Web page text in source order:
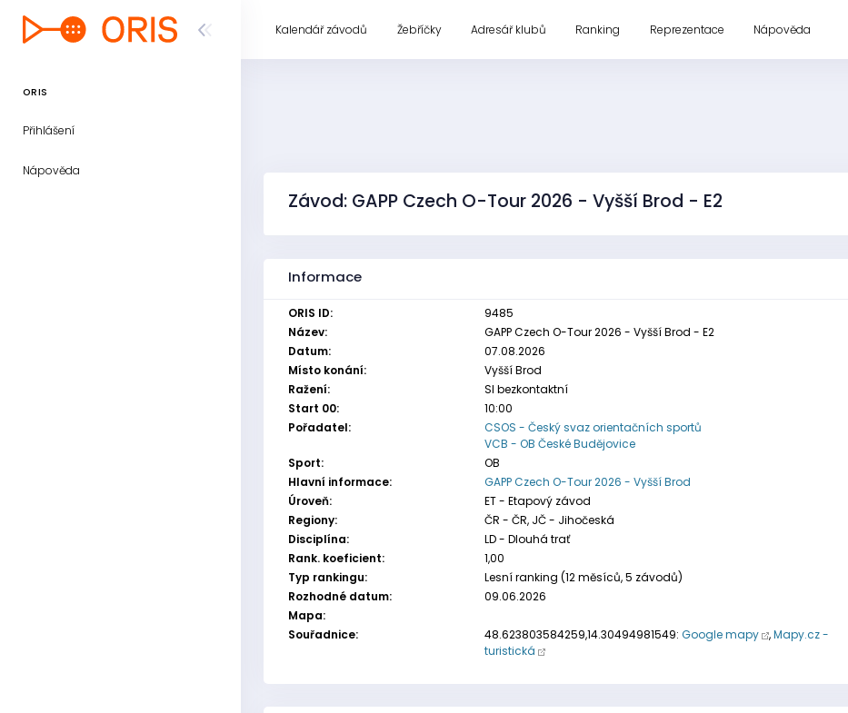
ORIS
Přihlášení
Nápověda
Kalendář závodů Žebříčky Adresář klubů Ranking Reprezentace Nápověda
Závod: GAPP Czech O-Tour 2026 - Vyšší Brod - E2
Informace
ORIS ID:
9485
Název:
GAPP Czech O-Tour 2026 - Vyšší Brod - E2
Datum:
07.08.2026
Místo konání:
Vyšší Brod
Ražení:
SI bezkontaktní
Start 00:
10:00
Pořadatel:
CSOS - Český svaz orientačních sportů
VCB - OB České Budějovice
Sport:
OB
Hlavní informace:
GAPP Czech O-Tour 2026 - Vyšší Brod
Úroveň:
ET - Etapový závod
Regiony:
ČR - ČR, JČ - Jihočeská
Disciplína:
LD - Dlouhá trať
Rank. koeficient:
1,00
Typ rankingu:
Lesní ranking (12 měsíců, 5 závodů)
Rozhodné datum:
09.06.2026
Mapa:
Souřadnice:
48.623803584259,14.30494981549:Google mapy ,Mapy.cz -
turistická